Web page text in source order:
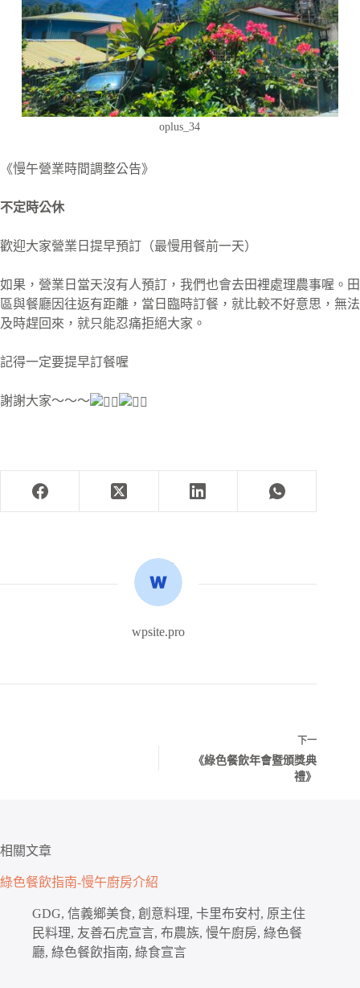
oplus_34
《慢午營業時間調整公告》
不定時公休
歡迎大家營業日提早預訂（最慢用餐前一天）
如果，營業日當天沒有人預訂，我們也會去田裡處理農事喔。田
區與餐廳因往返有距離，當日臨時訂餐，就比較不好意思，無法
及時趕回來，就只能忍痛拒絕大家。
記得一定要提早訂餐喔
謝謝大家～～～
wpsite.pro
下一
《綠色餐飲年會暨頒獎典
禮》
相關文章
綠色餐飲指南-慢午廚房介紹
GDG, 信義鄉美食, 創意料理, 卡里布安村, 原主住
民料理, 友善石虎宣言, 布農族, 慢午廚房, 綠色餐
廳, 綠色餐飲指南, 綠食宣言